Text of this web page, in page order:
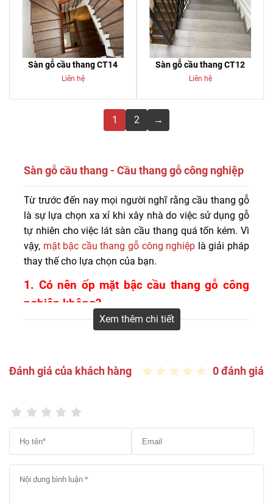
Sàn gỗ cầu thang CT14
Liên hệ
Sàn gỗ cầu thang CT12
Liên hệ
1 2 →
Sàn gỗ cầu thang - Cầu thang gỗ công nghiệp
Thay vì thi công ốp mặt bậc cầu thang bằng đá hay gỗ
tự nhiên, tấm ốp mặt bậc cầu thang gỗ công nghiệp có
giá cạnh tranh, tính thẩm mỹ cao đang ngày càng được
nhiều người tiêu dùng lựa chọn.
Từ trước đến nay mọi người nghĩ rằng cầu thang gỗ
là sự lựa chọn xa xỉ khi xây nhà do việc sử dụng gỗ
tự nhiên cho việc lát sàn cầu thang quá tốn kém. Vì
vậy, mặt bậc cầu thang gỗ công nghiệp là giải pháp
thay thế cho lựa chọn của bạn.
1. Có nên ốp mặt bậc cầu thang gỗ công
nghiệp không?
Bạn yêu thích cái nhìn cổ điển và mộc mạc của gỗ
nghiên cứu nhu cầu ốp sàn gỗ cầu thang ngày càng
công nghiệp
đây của sản phẩm chắc chắn sẽ khiến bạn yên tâm
về chất lượng dòng sản phẩm này.
– Màu sắc đa dạng với các gam màu gỗ tự nhiên
như sồi, lim, gõ đỏ, giáng hương, óc chó walnut với
Xem thêm chi tiết
Đánh giá của khách hàng 0 đánh giá